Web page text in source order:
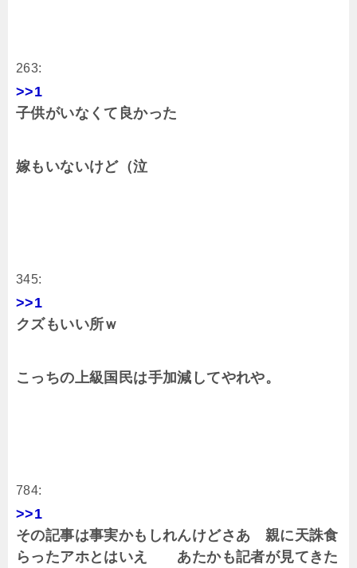
263:
>>1
子供がいなくて良かった
嫁もいないけど（泣
345:
>>1
クズもいい所ｗ
こっちの上級国民は手加減してやれや。
784:
>>1
その記事は事実かもしれんけどさあ 親に天誅食
らったアホとはいえ あたかも記者が見てきた